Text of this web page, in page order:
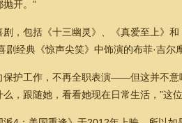
开。”
，包括《十三幽灵》、《真爱至上》
剧经典《惊声尖笑》中饰演的布菲·吉
保护工作，不再全职表演——但这并不
，跟随她，看看她现在日常生活，”这